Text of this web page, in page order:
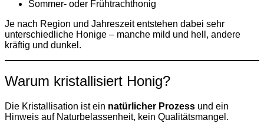
Sommer- oder Frühtrachthonig
Je nach Region und Jahreszeit entstehen dabei sehr
unterschiedliche Honige – manche mild und hell, andere
kräftig und dunkel.
Warum kristallisiert Honig?
Die Kristallisation ist ein natürlicher Prozess und ein
Hinweis auf Naturbelassenheit, kein Qualitätsmangel.